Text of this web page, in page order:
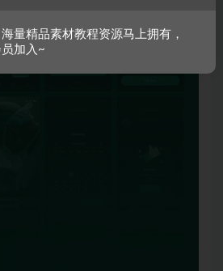
量精品素材教程资源马上拥有，
加入~